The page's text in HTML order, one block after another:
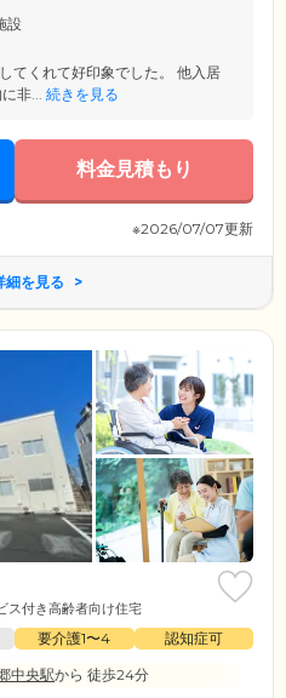
設
てくれて好印象でした。 他入居
非... 続きを見る
料金見積もり
※2026/07/07更新
細を見る
ス付き高齢者向け住宅
要介護1〜4
認知症可
中央駅から 徒歩24分